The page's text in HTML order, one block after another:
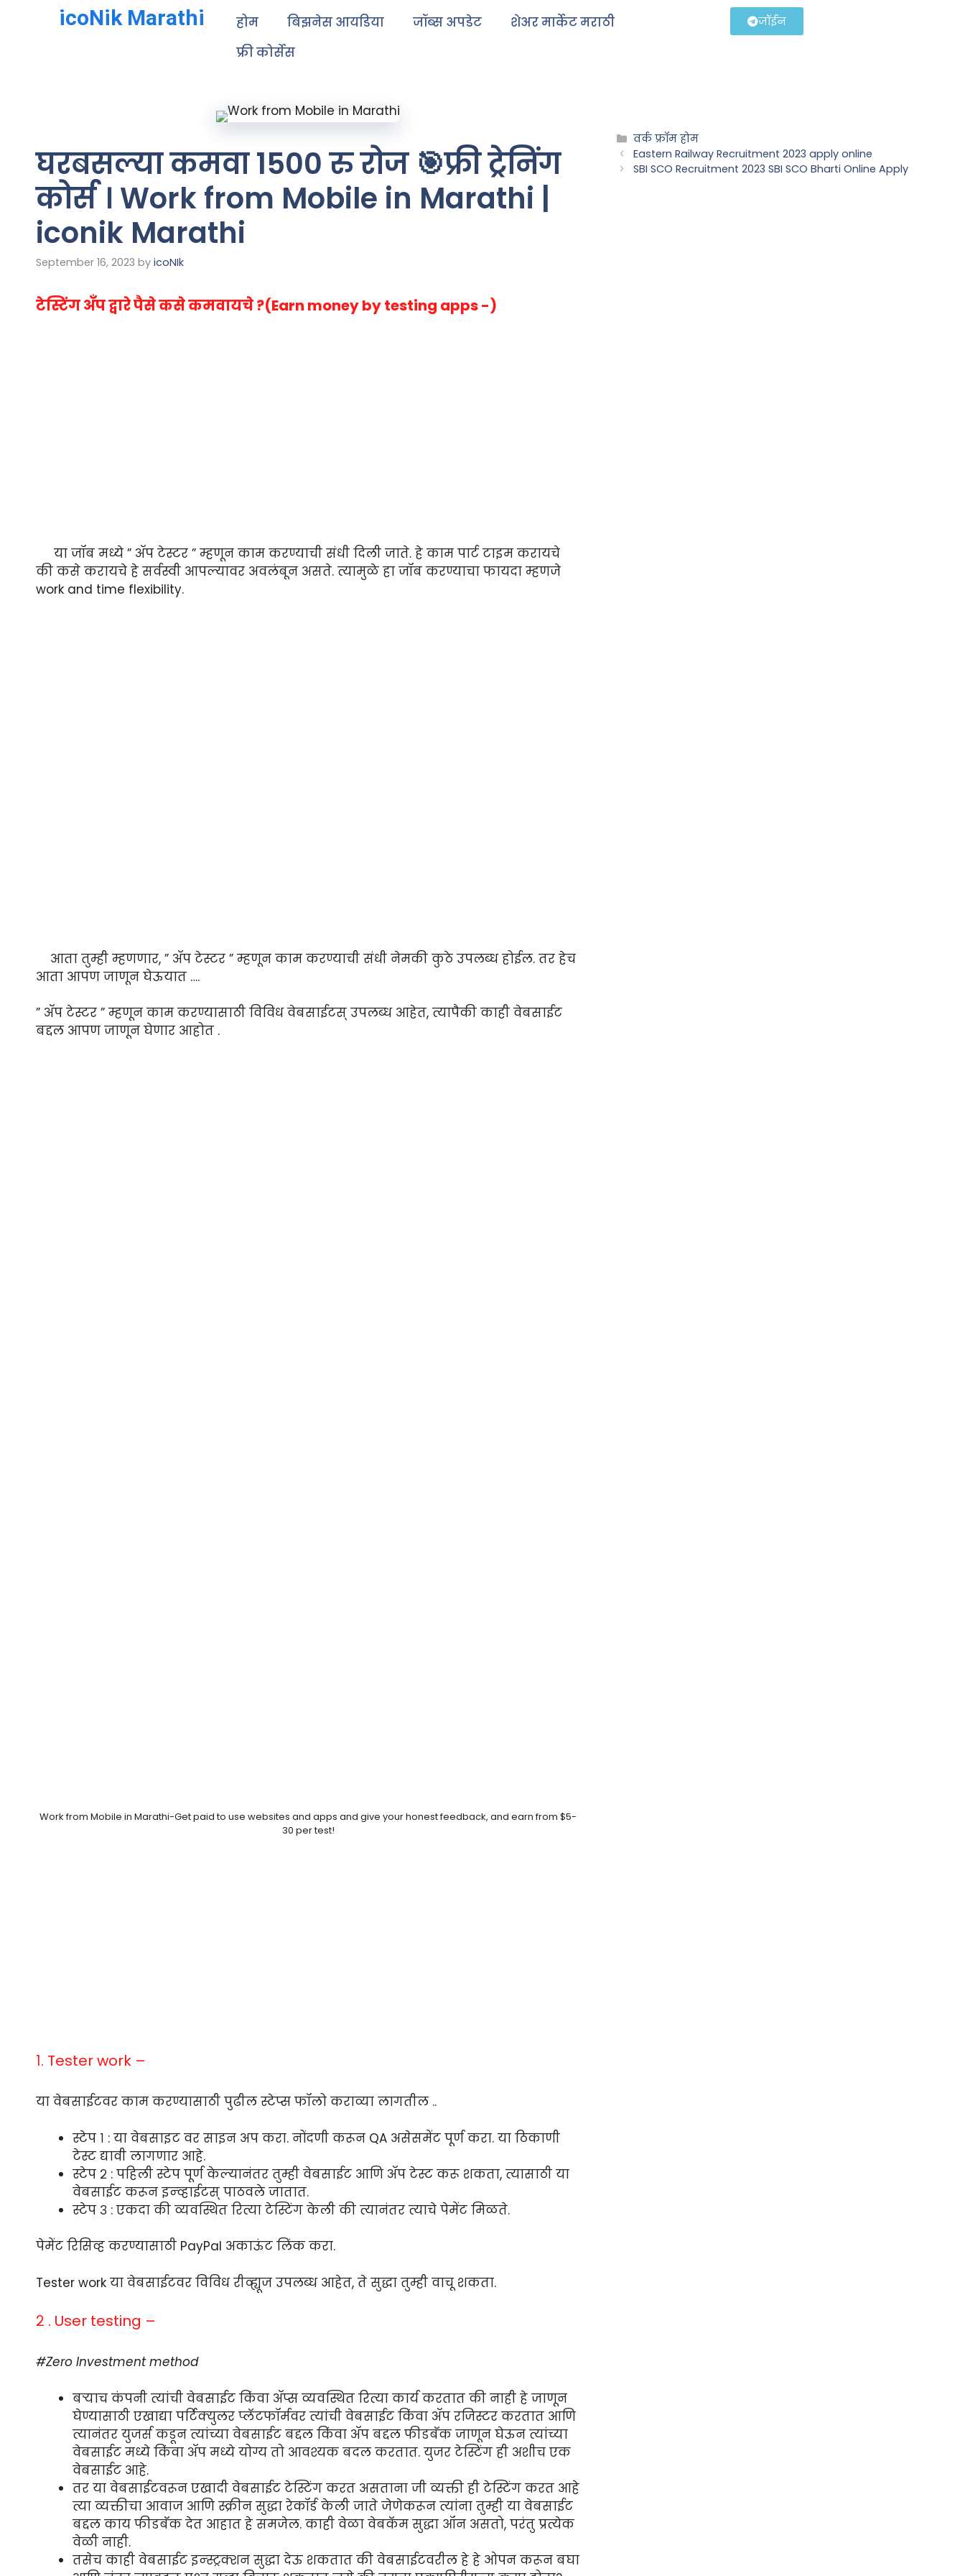
icoNik Marathi होम बिझनेस आयडिया जॉब्स अपडेट
शेअर मार्केट मराठी
फ्री कोर्सेस
जॉईन
घरबसल्या कमवा 1500 रु रोज 🎯फ्री ट्रेनिंग
कोर्स । Work from Mobile in Marathi |
iconik Marathi
September 16, 2023 by icoNIk
टेस्टिंग अँप द्वारे पैसे कसे कमवायचे ?(Earn money by testing apps -)
या जॉब मध्ये ” ॲप टेस्टर ” म्हणून काम करण्याची संधी दिली जाते. हे काम पार्ट टाइम करायचे
की कसे करायचे हे सर्वस्वी आपल्यावर अवलंबून असते. त्यामुळे हा जॉब करण्याचा फायदा म्हणजे
work and time flexibility.
आता तुम्ही म्हणणार, ” ॲप टेस्टर ” म्हणून काम करण्याची संधी नेमकी कुठे उपलब्ध होईल. तर हेच
आता आपण जाणून घेऊयात ….
” ॲप टेस्टर ” म्हणून काम करण्यासाठी विविध वेबसाईटस् उपलब्ध आहेत, त्यापैकी काही वेबसाईट
बद्दल आपण जाणून घेणार आहोत .
Work from Mobile in Marathi-Get paid to use websites and apps and give your honest feedback, and earn from $5-
30 per test!
१. Tester work –
या वेबसाईटवर काम करण्यासाठी पुढील स्टेप्स फॉलो कराव्या लागतील ..
स्टेप १ : या वेबसाइट वर साइन अप करा. नोंदणी करून QA असेसमेंट पूर्ण करा. या ठिकाणी
टेस्ट द्यावी लागणार आहे.
स्टेप २ : पहिली स्टेप पूर्ण केल्यानंतर तुम्ही वेबसाईट आणि ॲप टेस्ट करू शकता, त्यासाठी या
वेबसाईट करून इन्व्हाईटस् पाठवले जातात.
स्टेप ३ : एकदा की व्यवस्थित रित्या टेस्टिंग केली की त्यानंतर त्याचे पेमेंट मिळते.
पेमेंट रिसिव्ह करण्यासाठी PayPal अकाऊंट लिंक करा.
Tester work या वेबसाईटवर विविध रीव्ह्यूज उपलब्ध आहेत, ते सुद्धा तुम्ही वाचू शकता.
२ . User testing –
#Zero Investment method
बऱ्याच कंपनी त्यांची वेबसाईट किंवा ॲप्स व्यवस्थित रित्या कार्य करतात की नाही हे जाणून
घेण्यासाठी एखाद्या पर्टिक्युलर प्लॅटफॉर्मवर त्यांची वेबसाईट किंवा ॲप रजिस्टर करतात आणि
त्यानंतर युजर्स कडून त्यांच्या वेबसाईट बद्दल किंवा ॲप बद्दल फीडबॅक जाणून घेऊन त्यांच्या
वेबसाईट मध्ये किंवा ॲप मध्ये योग्य तो आवश्यक बदल करतात. युजर टेस्टिंग ही अशीच एक
वेबसाईट आहे.
तर या वेबसाईटवरून एखादी वेबसाईट टेस्टिंग करत असताना जी व्यक्ती ही टेस्टिंग करत आहे
त्या व्यक्तीचा आवाज आणि स्क्रीन सुद्धा रेकॉर्ड केली जाते जेणेकरून त्यांना तुम्ही या वेबसाईट
बद्दल काय फीडबॅक देत आहात हे समजेल. काही वेळा वेबकॅम सुद्धा ऑन असतो, परंतु प्रत्येक
वेळी नाही.
तसेच काही वेबसाईट इन्स्ट्रक्शन सुद्धा देऊ शकतात की वेबसाईटवरील हे हे ओपन करून बघा
वर्क फ्रॉम होम
Eastern Railway Recruitment 2023 apply online
SBI SCO Recruitment 2023 SBI SCO Bharti Online Apply